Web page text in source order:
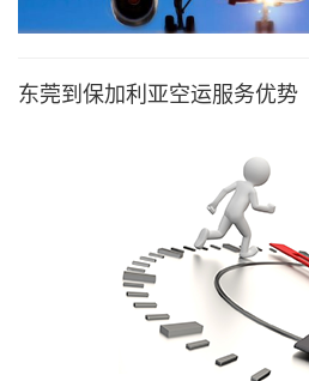
东莞到保加利亚空运服务优势